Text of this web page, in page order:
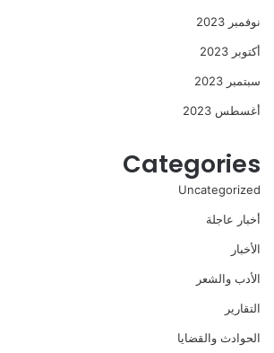
نوفمبر 2023
أكتوبر 2023
سبتمبر 2023
أغسطس 2023
Categories
Uncategorized
أخبار عاجلة
الأخبار
الأدب والشعر
التقارير
الحوادث والقضايا